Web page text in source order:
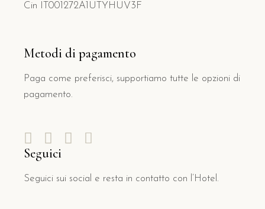
Cin IT001272A1UTYHUV3F
Metodi di pagamento
Paga come preferisci, supportiamo tutte le opzioni di
pagamento.
Seguici
Seguici sui social e resta in contatto con l’Hotel.